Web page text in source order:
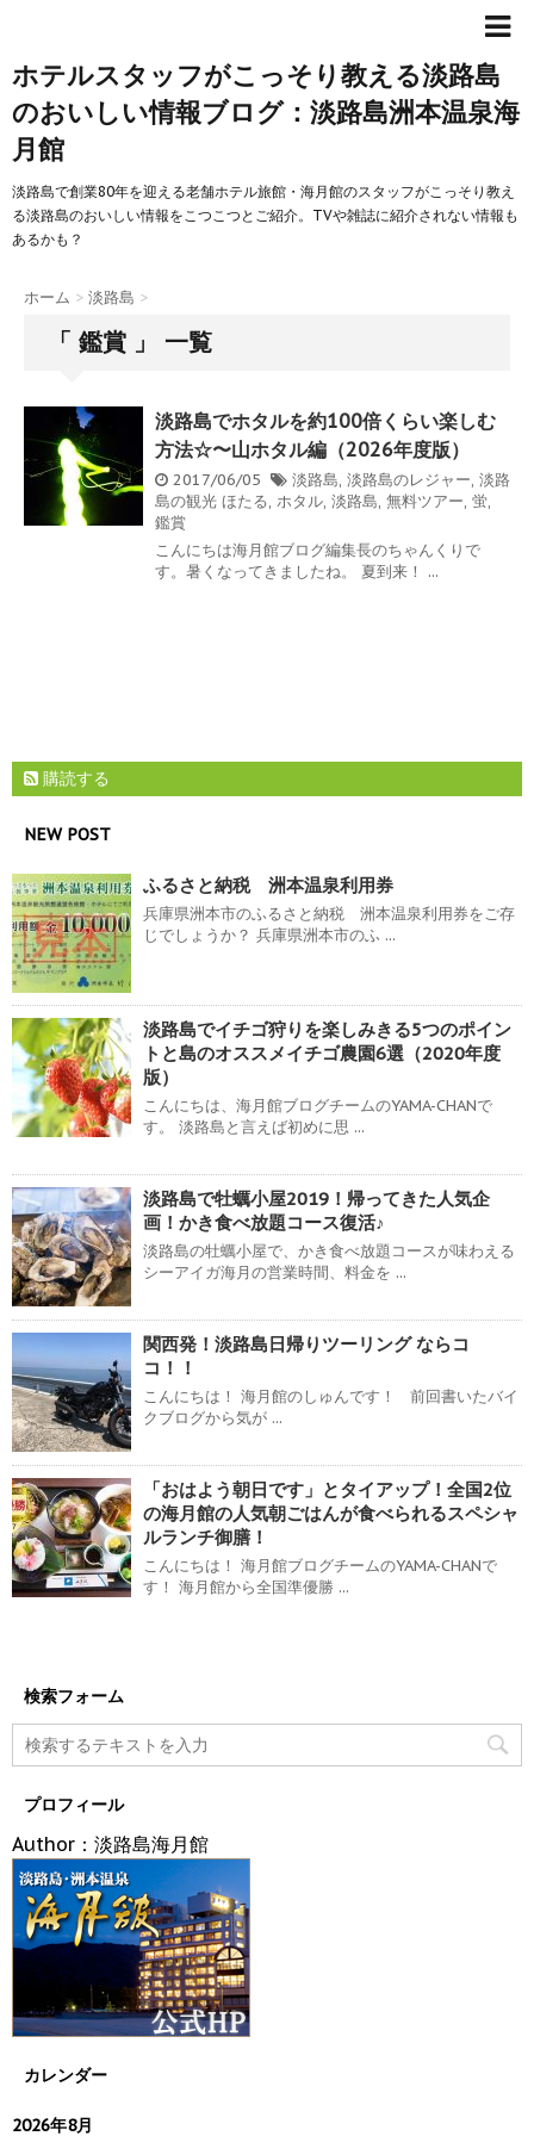
ホテルスタッフがこっそり教える淡路島
のおいしい情報ブログ：淡路島洲本温泉海
月館
淡路島で創業80年を迎える老舗ホテル旅館・海月館のスタッフがこっそり教え
る淡路島のおいしい情報をこつこつとご紹介。TVや雑誌に紹介されない情報も
あるかも？
ホーム > 淡路島 >
「 鑑賞 」 一覧
淡路島でホタルを約100倍くらい楽しむ
方法☆〜山ホタル編（2026年度版）
2017/06/05 淡路島, 淡路島のレジャー, 淡路
島の観光 ほたる, ホタル, 淡路島, 無料ツアー, 蛍,
鑑賞
こんにちは海月館ブログ編集長のちゃんくりで
す。暑くなってきましたね。 夏到来！ ...
購読する
NEW POST
ふるさと納税 洲本温泉利用券
兵庫県洲本市のふるさと納税 洲本温泉利用券をご存
じでしょうか？ 兵庫県洲本市のふ ...
淡路島でイチゴ狩りを楽しみきる5つのポイン
トと島のオススメイチゴ農園6選（2020年度
版）
こんにちは、海月館ブログチームのYAMA-CHANで
す。 淡路島と言えば初めに思 ...
淡路島で牡蠣小屋2019！帰ってきた人気企
画！かき食べ放題コース復活♪
淡路島の牡蠣小屋で、かき食べ放題コースが味わえる
シーアイガ海月の営業時間、料金を ...
関西発！淡路島日帰りツーリング ならコ
コ！！
こんにちは！ 海月館のしゅんです！ 前回書いたバイ
クブログから気が ...
「おはよう朝日です」とタイアップ！全国2位
の海月館の人気朝ごはんが食べられるスペシャ
ルランチ御膳！
こんにちは！ 海月館ブログチームのYAMA-CHANで
す！ 海月館から全国準優勝 ...
検索フォーム
プロフィール
Author：淡路島海月館
カレンダー
2026年8月